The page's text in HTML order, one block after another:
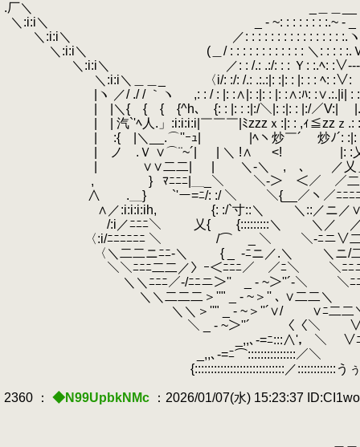
.厂＼ _＿＿__
＼:i:i＼ _ - ~: : : : : : : :.~ ‐ _
＼:i:i＼ ／: : : : : : : : : : : : : : : :.ヽ
＼:i:i＼ (＿/ : : : : : : : : : : : : ＼: : : : :.Ｖ
＼:i:i＼
ゝ／: : /.: .:/: : : Ｙ: :.ﾍ: :∨‐‐‐/i
＼:i:i＼＿＿_ 〈i/: :/: /.: .:.:|: :|: : |: : : ﾍ
|ヽ ／/ ./ / ｀ヽ ,: : / : |: :∧|: :|: : |: :∧:ﾊ: :∨.:.|i| : :
| |＼{ { { {^h､ {: : |: : :|:/＼|: :|: : |:/／V:|
| | 汽`'ﾍ人.」:i:i:i:i|￣￣￣|ﾐzzzｘ:|: : ,ｨ≦zzｚ.: :|: :
| :{ |＼__.⌒''ｰｭ| |ﾍヽ炒￣´ 炒ﾉ´: :|: / ＼: :.
| ノ .Ｖ ∨⌒¨~´|
| ＼ !∧ <! |: :乂
| ∨∨二二|
| ＼-＼ , ､ ／乂＿
, }
ﾏﾆﾆﾆ|＿_＼ ＼-＞ ＜／ ／二
∧ .＿} `'ー=ﾆ/: :/ ＼ ＼{__／ヽ／ﾆﾆ
∧／:i:i:i:ih, {: :/`寸::＼ ＼::／
/:i／ﾆﾆﾆ＼ 乂{ {:::::::::＼ ＼／ ／∨
〈:i/ﾆﾆﾆﾆﾆﾆ ＼ /⌒￣ _ ＼ ＼-ﾆニ∨二
〈＼二二ニﾆﾆ-＼
{ _
-ﾆニ／.＼ ＼ニ/
＼＼ﾆﾆﾆ二二／〉ｰ＜ﾆﾆﾆ／ ／ﾆ＼ ＼ﾆﾆ
＼＼ﾆﾆﾆ／-/ﾆﾆニ＞'' _ - ~＞''´-＼ ＼ﾆﾆ
＼＼二二二＞''" _ - ~＞'' ､ ∨二二＼
＼＼＞''" _ - ~＞''´∨/.
∨ﾆ二
＼ _ - ~＞''´
〈〈＼
∨
￣￣ _,,､-=ﾆ:::∧'， ＼
∨
_,,､-=ﾆ⌒:::::::::::::::／＼
{::::::::::::::::::::::::::::／::::::::::::うぅ=‐-∨
2360 ： ◆N99UpbkNMc ：2026/01/07(水) 15:23:37